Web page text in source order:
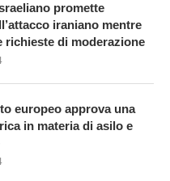
promette
iraniano mentre
richieste di moderazione
europeo approva una
in materia di asilo e